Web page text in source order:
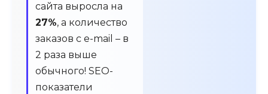
сайта выросла на
27%, а количество
заказов с e-mail – в
2 раза выше
обычного! SEO-
показатели